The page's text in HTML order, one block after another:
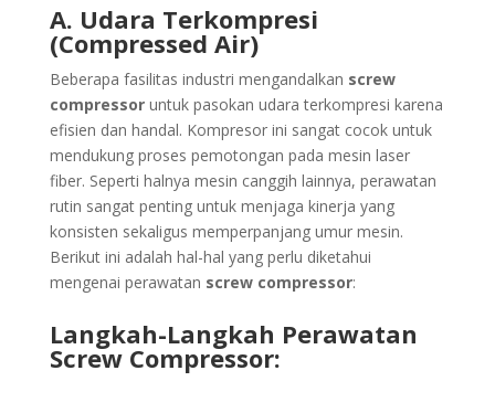
A. Udara Terkompresi
(Compressed Air)
Beberapa fasilitas industri mengandalkan screw
compressoruntuk pasokan udara terkompresi karena
efisien dan handal. Kompresor ini sangat cocok untuk
mendukung proses pemotongan pada mesin laser
fiber. Seperti halnya mesin canggih lainnya, perawatan
rutin sangat penting untuk menjaga kinerja yang
konsisten sekaligus memperpanjang umur mesin.
Berikut ini adalah hal-hal yang perlu diketahui
mengenai perawatan screw compressor:
Langkah-Langkah Perawatan
Screw Compressor: